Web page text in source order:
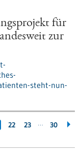
für
zur
steht-nun-
22 23 … 30